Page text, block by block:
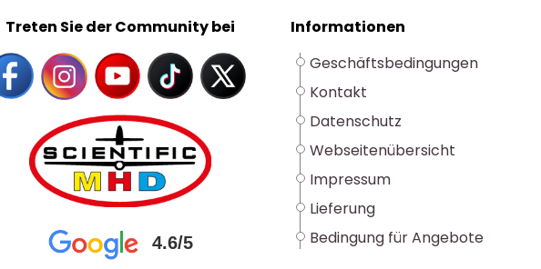
Treten Sie der Community bei
4.6/5
Informationen
Geschäftsbedingungen
Kontakt
Datenschutz
Webseitenübersicht
Impressum
Lieferung
Bedingung für Angebote